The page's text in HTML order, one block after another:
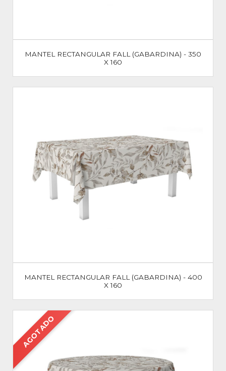
MANTEL RECTANGULAR FALL (GABARDINA) - 350
X 160
MANTEL RECTANGULAR FALL (GABARDINA) - 400
X 160
AGOTADO